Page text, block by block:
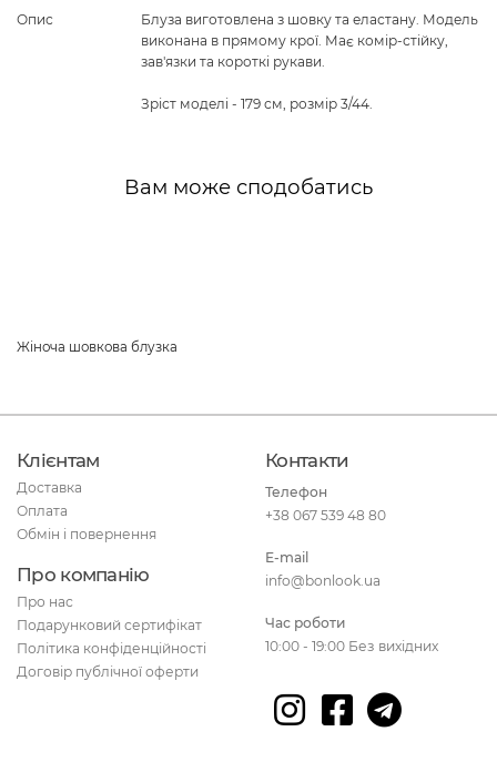
Опис
Блуза виготовлена з шовку та еластану. Модель
виконана в прямому крої. Має комір-стійку,
зав'язки та короткі рукави.
Зріст моделі - 179 см, розмір 3/44.
Вам може сподобатись
Жіноча шовкова блузка
Клієнтам
Доставка
Оплата
Обмін і повернення
Про компанію
Про нас
Подарунковий сертифікат
Політика конфіденційності
Договір публічної оферти
Контакти
Телефон
+38 067 539 48 80
E-mail
info@bonlook.ua
Час роботи
10:00 - 19:00 Без вихідних